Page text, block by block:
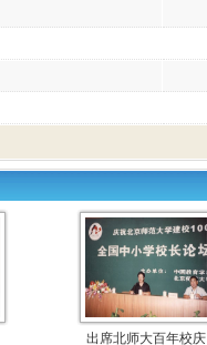
出席北师大百年校庆